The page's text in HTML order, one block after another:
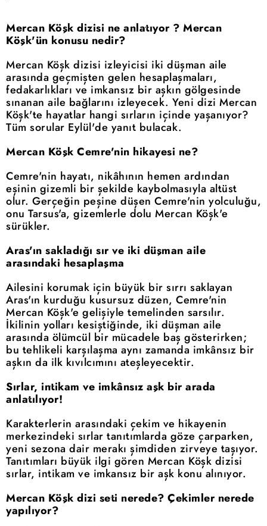
Mercan Köşk dizisi ne anlatıyor ? Mercan
Köşk'ün konusu nedir?
Mercan Köşk dizisi izleyicisi iki düşman aile
arasında geçmişten gelen hesaplaşmaları,
fedakarlıkları ve imkansız bir aşkın gölgesinde
sınanan aile bağlarını izleyecek. Yeni dizi Mercan
Köşk'te hayatlar hangi sırların içinde yaşanıyor?
Tüm sorular Eylül'de yanıt bulacak.
Mercan Köşk Cemre'nin hikayesi ne?
Cemre'nin hayatı, nikâhının hemen ardından
eşinin gizemli bir şekilde kaybolmasıyla altüst
olur. Gerçeğin peşine düşen Cemre'nin yolculuğu,
onu Tarsus'a, gizemlerle dolu Mercan Köşk'e
sürükler.
Aras'ın sakladığı sır ve iki düşman aile
arasındaki hesaplaşma
Ailesini korumak için büyük bir sırrı saklayan
Aras'ın kurduğu kusursuz düzen, Cemre'nin
Mercan Köşk'e gelişiyle temelinden sarsılır.
İkilinin yolları kesiştiğinde, iki düşman aile
arasında ölümcül bir mücadele baş gösterirken;
bu tehlikeli karşılaşma aynı zamanda imkânsız bir
aşkın da ilk kıvılcımını ateşleyecektir.
Sırlar, intikam ve imkânsız aşk bir arada
anlatılıyor!
Karakterlerin arasındaki çekim ve hikayenin
merkezindeki sırlar tanıtımlarda göze çarparken,
yeni sezona dair merakı şimdiden zirveye taşıyor.
Tanıtımları büyük ilgi gören Mercan Köşk dizisi
sırlar, intikam ve imkansız bir aşk konu alınıyor.
Mercan Köşk dizi seti nerede? Çekimler nerede
yapılıyor?